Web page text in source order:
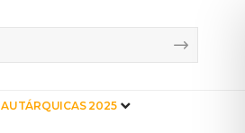
AUTÁRQUICAS 2025